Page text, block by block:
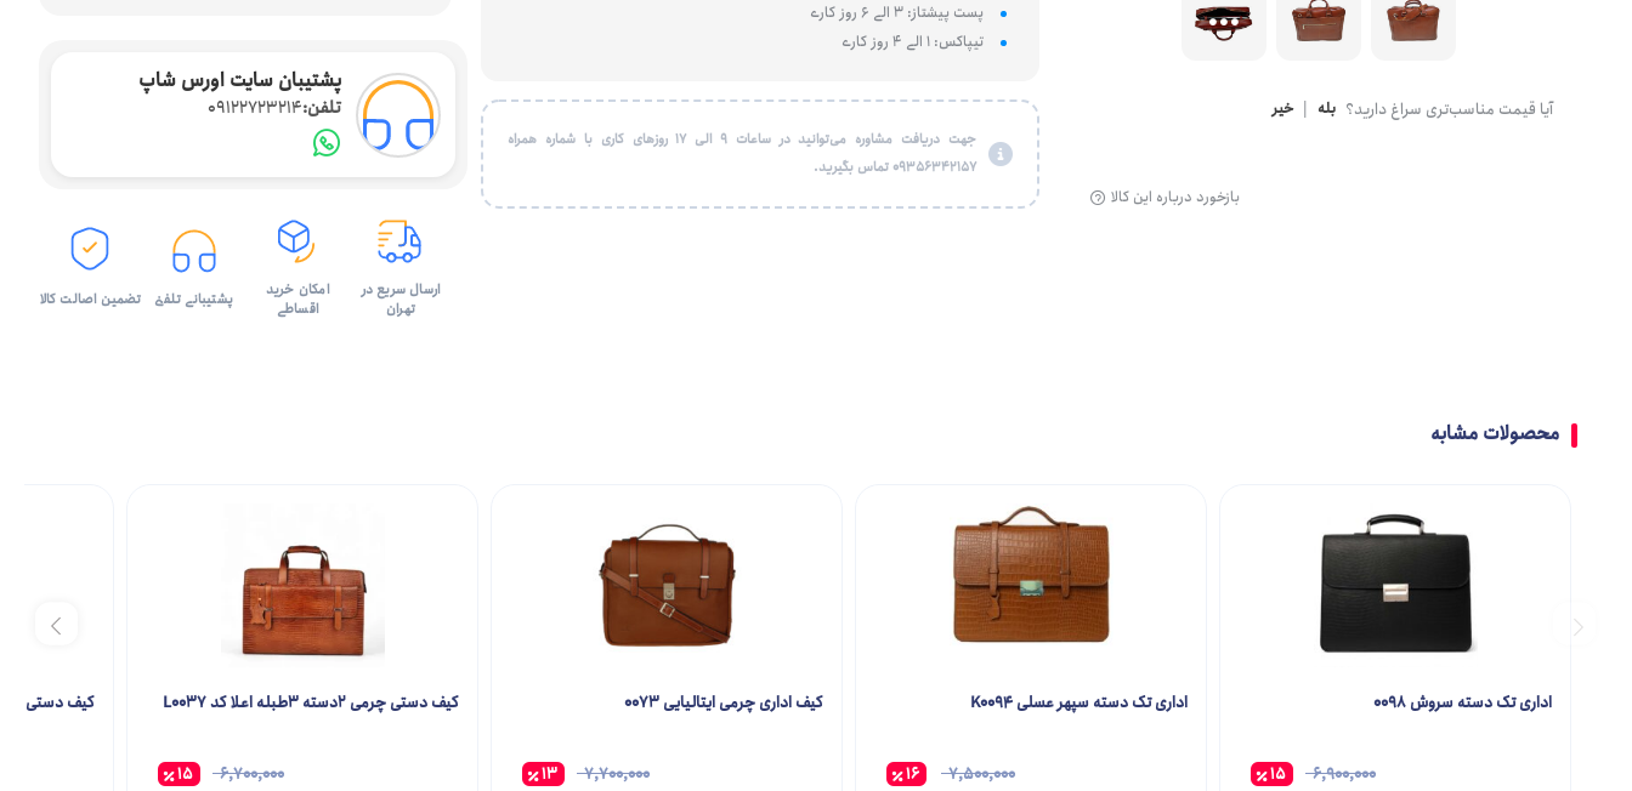
لوازم جانبی دیجیتال
اکسسوری دکوری
Crumpler
DeepCool آیا قیمت مناسب‌تری سراغ دارید؟ بله خیر
بازخورد درباره این کالا
پست پیشتاز: 3 الی 6 روز کاری
تیپاکس: 1 الی 4 روز کاری
جهت دریافت مشاوره می‌توانید در ساعات 9 الی 17 روزهای کاری با شماره همراه
09356342157 تماس بگیرید.
پشتیبان سایت اورس شاپ
تلفن:09122723214
ارسال سریع در
تهران
امکان خرید
اقساطی
پشتیبانی تلفنی تضمین اصالت کالا
محصولات مشابه
اداری تک دسته سروش 0098
6,900,000
15
اداری تک دسته سپهر عسلی K0094
7,500,000
16
کیف اداری چرمی ایتالیایی 0073
7,700,000
13
کیف دستی چرمی 2دسته 3طبله اعلا کد L0037
6,700,000
15
کیف دستی چرم